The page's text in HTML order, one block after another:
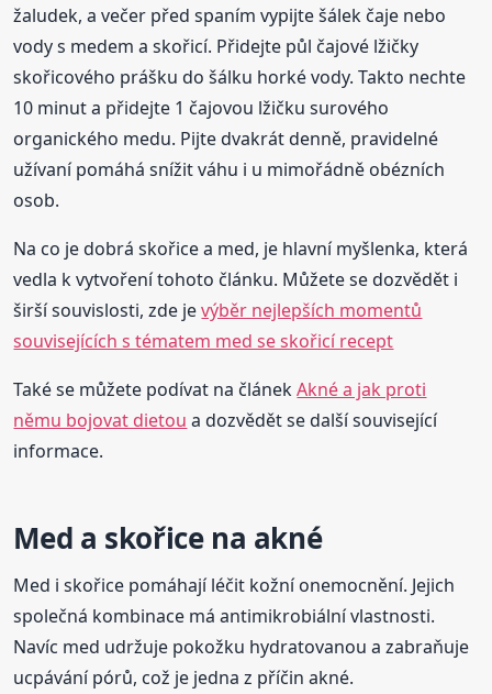
žaludek, a večer před spaním vypijte šálek čaje nebo
vody s medem a skořicí. Přidejte půl čajové lžičky
skořicového prášku do šálku horké vody. Takto nechte
10 minut a přidejte 1 čajovou lžičku surového
organického medu. Pijte dvakrát denně, pravidelné
užívaní pomáhá snížit váhu i u mimořádně obézních
osob.
Na co je dobrá skořice a med, je hlavní myšlenka, která
vedla k vytvoření tohoto článku. Můžete se dozvědět i
širší souvislosti, zde jevýběr nejlepších momentů
souvisejících s tématem med se skořicí recept
Také se můžete podívat na článekAkné a jak proti
němu bojovat dietou a dozvědět se další související
informace.
Med a skořice na akné
Med i skořice pomáhají léčit kožní onemocnění. Jejich
společná kombinace má antimikrobiální vlastnosti.
Navíc med udržuje pokožku hydratovanou a zabraňuje
ucpávání pórů, což je jedna z příčin akné.